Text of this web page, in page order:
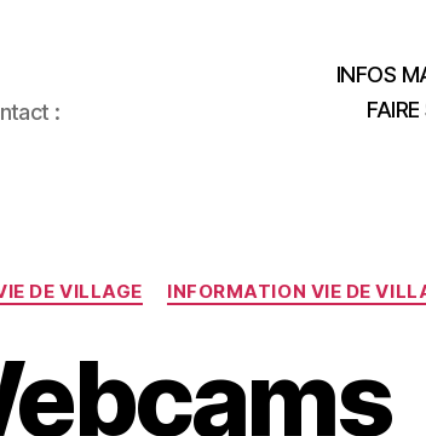
:
INFOS
Catégories
DE VILLAGE INFORMATION VIE DE